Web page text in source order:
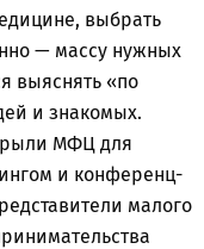
выбрать
— массу нужных
выяснять «по
и знакомых.
МФЦ для
и конференц-
малого